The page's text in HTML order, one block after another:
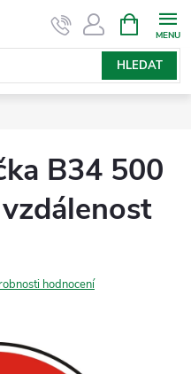
HLEDAT
NÁKUPNÍ
KOŠÍK
B34 500
hodnocení